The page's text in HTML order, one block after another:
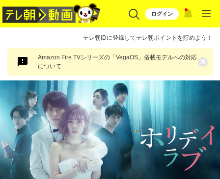
ログイン
テレ朝iDに登録してテレ朝ポイントを貯めよう！
Amazon Fire TVシリーズの「VegaOS」搭載モデルへの対応
について
×